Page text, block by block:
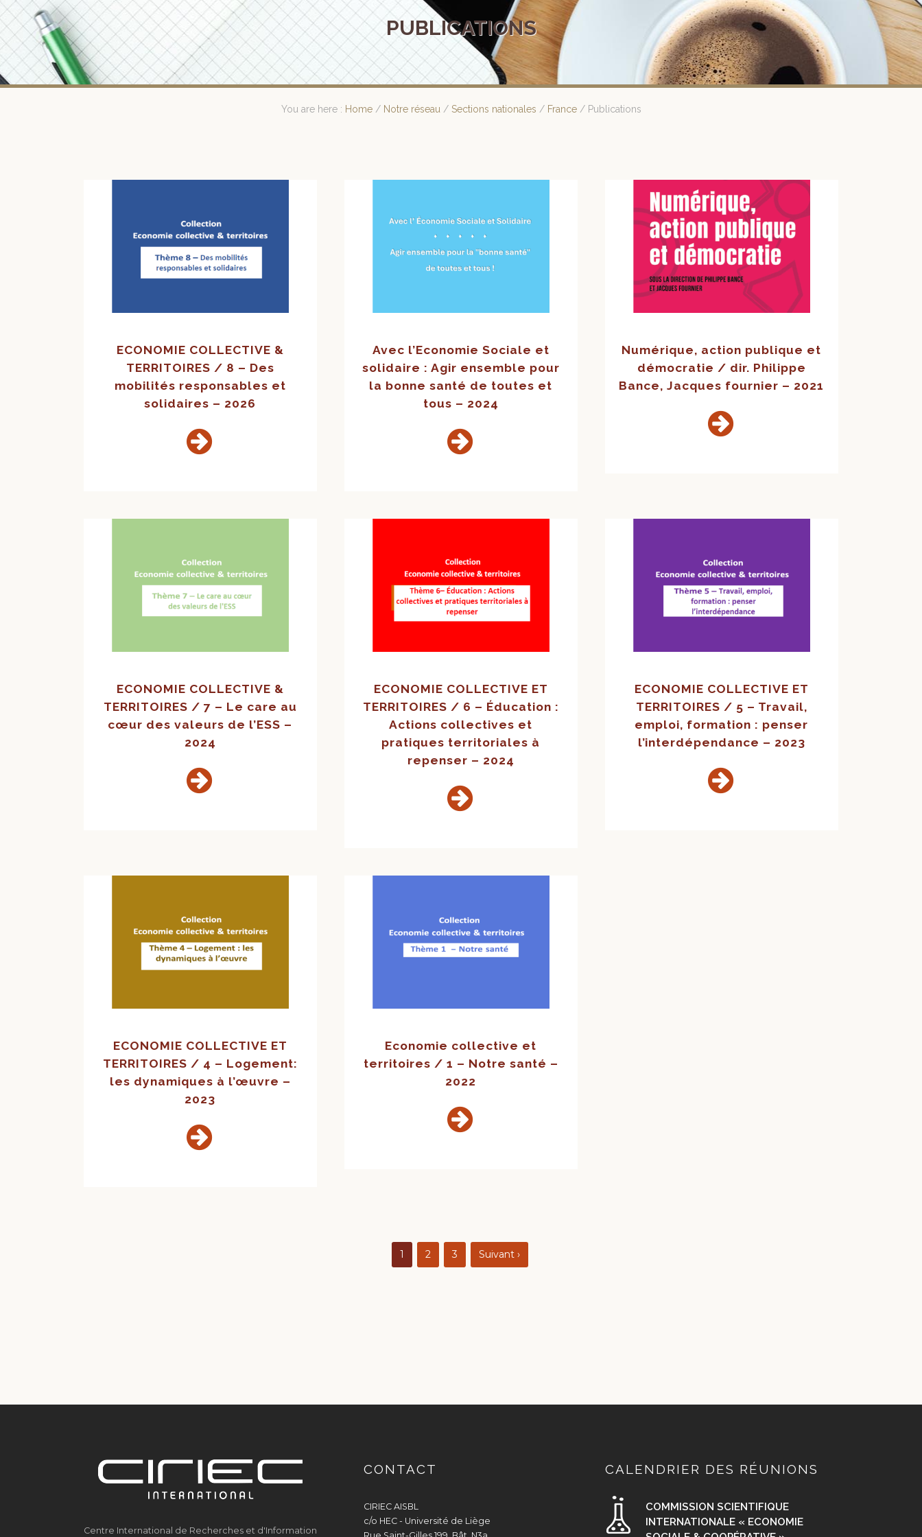
PUBLICATIONS
You are here : Home/ Notre réseau / Sections nationales / France/ Publications
ECONOMIE COLLECTIVE &
TERRITOIRES / 8 – Des
mobilités responsables et
solidaires – 2026
Avec l’Economie Sociale et
solidaire : Agir ensemble pour
la bonne santé de toutes et
tous – 2024
Numérique, action publique et
démocratie / dir. Philippe
Bance, Jacques fournier – 2021
ECONOMIE COLLECTIVE &
TERRITOIRES / 7 – Le care au
cœur des valeurs de l’ESS –
2024
ECONOMIE COLLECTIVE ET
TERRITOIRES / 6 – Éducation :
Actions collectives et
pratiques territoriales à
repenser – 2024
ECONOMIE COLLECTIVE ET
TERRITOIRES / 5 – Travail,
emploi, formation : penser
l’interdépendance – 2023
ECONOMIE COLLECTIVE ET
TERRITOIRES / 4 – Logement:
les dynamiques à l’œuvre –
2023
Economie collective et
territoires / 1 – Notre santé –
2022
1 2 3 Suivant ›
Centre International de Recherches et d'Information
CONTACT
CIRIEC AISBL
c/o HEC - Université de Liège
CALENDRIER DES RÉUNIONS
COMMISSION SCIENTIFIQUE
INTERNATIONALE « ECONOMIE